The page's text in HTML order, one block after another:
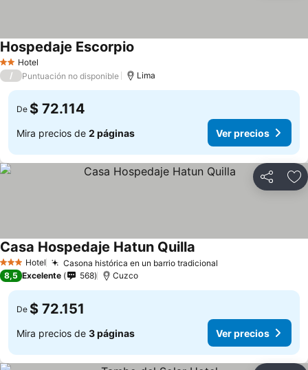
2 Estrellas
Hotel
Hospedaje Escorpio
/ Puntuación no disponible Lima
De $ 72.114
Mira precios de 2 páginas Ver precios
Compartir
3 Estrellas
Hotel Casona histórica en un barrio tradicional
Casa Hospedaje Hatun Quilla
8,5 Excelente 568 Cuzco
De $ 72.151
Mira precios de 3 páginas Ver precios